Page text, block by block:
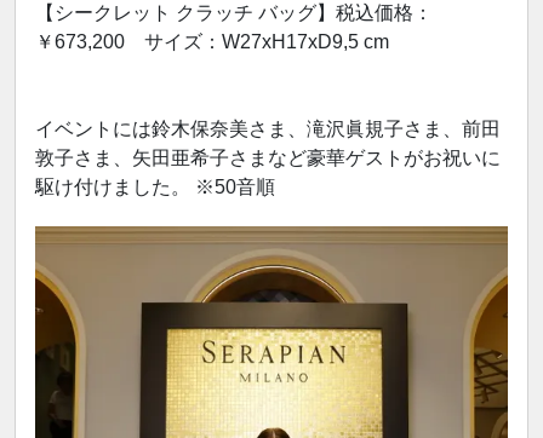
【シークレット クラッチ バッグ】税込価格：
￥673,200 サイズ：W27xH17xD9,5 cm
イベントには鈴木保奈美さま、滝沢眞規子さま、前田
敦子さま、矢田亜希子さまなど豪華ゲストがお祝いに
駆け付けました。 ※50音順